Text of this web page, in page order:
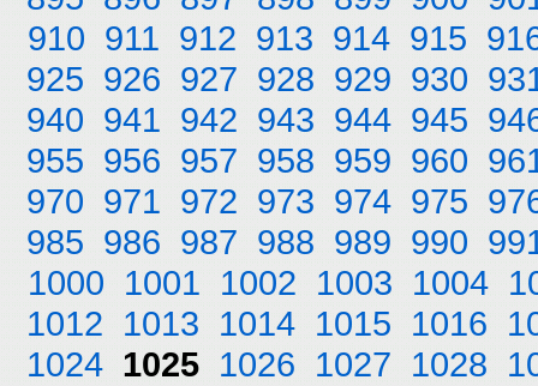
910 911 912 913 914 915
925 926 927 928 929 930
940 941 942 943 944 945
955 956 957 958 959 960
970 971 972 973 974 975
985 986 987 988 989 990
1000 1001 1002 1003 1004
1012 1013 1014 1015 1016
1024 1025 1026 1027 1028